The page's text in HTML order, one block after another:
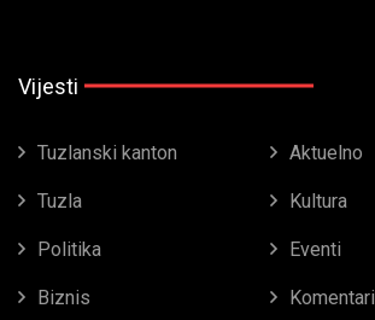
Vijesti
Tuzlanski kanton Aktuelno
Tuzla Kultura
Politika Eventi
Biznis Komentari